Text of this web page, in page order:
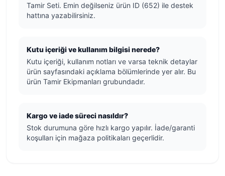
Tamir Seti. Emin değilseniz ürün ID (652) ile destek
hattına yazabilirsiniz.
Kutu içeriği ve kullanım bilgisi nerede?
Kutu içeriği, kullanım notları ve varsa teknik detaylar
ürün sayfasındaki açıklama bölümlerinde yer alır. Bu
ürün Tamir Ekipmanları grubundadır.
Kargo ve iade süreci nasıldır?
Stok durumuna göre hızlı kargo yapılır. İade/garanti
koşulları için mağaza politikaları geçerlidir.